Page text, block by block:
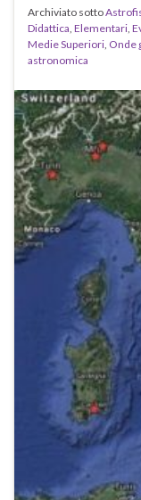
Archiviato sotto
Didattica, Elementari,
Medie Superiori, Onde
astronomica